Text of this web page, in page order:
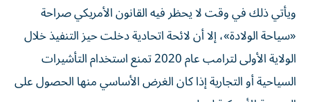
ويأتي ذلك في وقت لا يحظر فيه القانون الأمريكي صراحة
«سياحة الولادة»، إلا أن لائحة اتحادية دخلت حيز التنفيذ خلال
الولاية الأولى لترامب عام 2020 تمنع استخدام التأشيرات
السياحية أو التجارية إذا كان الغرض الأساسي منها الحصول على